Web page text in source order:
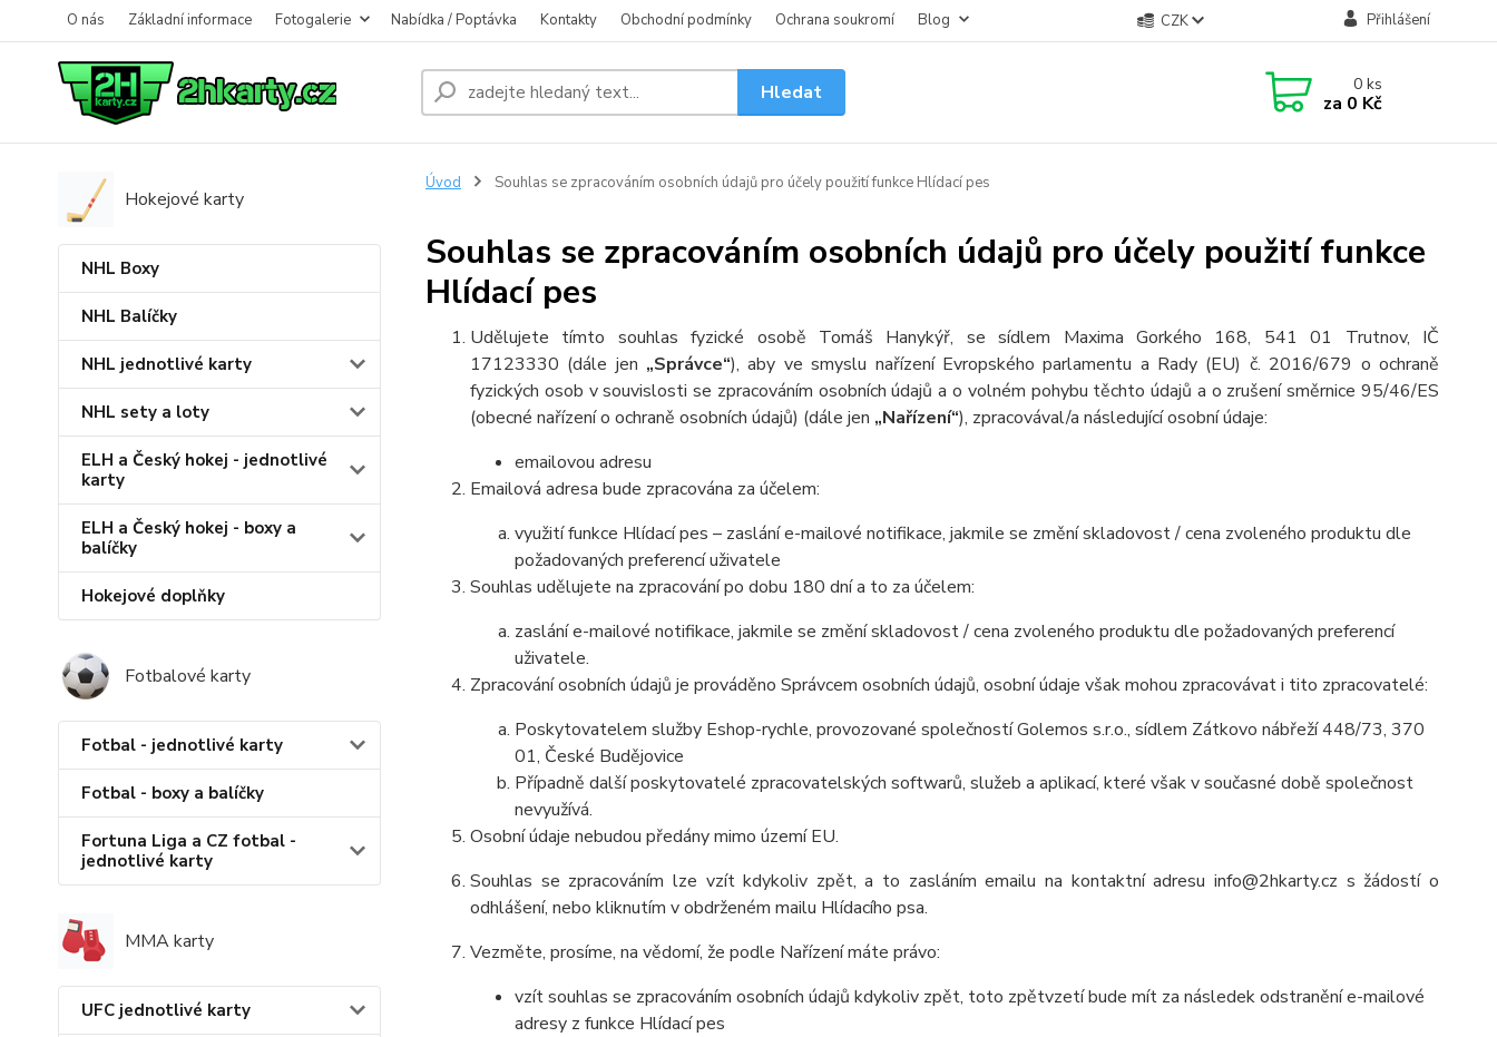
O nás Základní informace Fotogalerie Nabídka / Poptávka Kontakty Obchodní podmínky Ochrana soukromí Blog CZK Přihlášení
Hledat 0ks
za 0 Kč
Hokejové karty
NHL Boxy
NHL Balíčky
NHL jednotlivé karty
NHL sety a loty
ELH a Český hokej - jednotlivé
karty
ELH a Český hokej - boxy a
balíčky
Hokejové doplňky
Fotbalové karty
Fotbal - jednotlivé karty
Fotbal - boxy a balíčky
Fortuna Liga a CZ fotbal -
jednotlivé karty
MMA karty
UFC jednotlivé karty
Úvod Souhlas se zpracováním osobních údajů pro účely použití funkce Hlídací pes
Souhlas se zpracováním osobních údajů pro účely použití funkce
Hlídací pes
Udělujete tímto souhlas fyzické osobě Tomáš Hanykýř, se sídlem Maxima Gorkého 168, 541 01 Trutnov, IČ
17123330 (dále jen „Správce“), aby ve smyslu nařízení Evropského parlamentu a Rady (EU) č. 2016/679 o ochraně
fyzických osob v souvislosti se zpracováním osobních údajů a o volném pohybu těchto údajů a o zrušení směrnice 95/46/ES
(obecné nařízení o ochraně osobních údajů) (dále jen „Nařízení“), zpracovával/a následující osobní údaje:
emailovou adresu
Emailová adresa bude zpracována za účelem:
využití funkce Hlídací pes – zaslání e-mailové notifikace, jakmile se změní skladovost / cena zvoleného produktu dle
požadovaných preferencí uživatele
Souhlas udělujete na zpracování po dobu 180 dní a to za účelem:
zaslání e-mailové notifikace, jakmile se změní skladovost / cena zvoleného produktu dle požadovaných preferencí
uživatele.
Zpracování osobních údajů je prováděno Správcem osobních údajů, osobní údaje však mohou zpracovávat i tito zpracovatelé:
Poskytovatelem služby Eshop-rychle, provozované společností Golemos s.r.o., sídlem Zátkovo nábřeží 448/73, 370
01, České Budějovice
Případně další poskytovatelé zpracovatelských softwarů, služeb a aplikací, které však v současné době společnost
nevyužívá.
Osobní údaje nebudou předány mimo území EU.
Souhlas se zpracováním lze vzít kdykoliv zpět, a to zasláním emailu na kontaktní adresu info@2hkarty.cz s žádostí o
odhlášení, nebo kliknutím v obdrženém mailu Hlídacího psa.
Vezměte, prosíme, na vědomí, že podle Nařízení máte právo:
vzít souhlas se zpracováním osobních údajů kdykoliv zpět, toto zpětvzetí bude mít za následek odstranění e-mailové
adresy z funkce Hlídací pes